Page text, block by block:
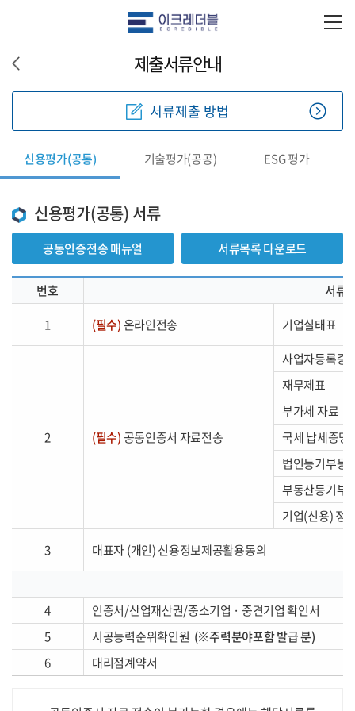
제출서류안내
서류제출 방법
신용평가(공통) 기술평가(공공) ESG 평가
신용평가(공통) 서류
공동인증전송 매뉴얼 서류목록 다운로드
번호
서류
1
(필수)온라인전송 기업실태표
2 (필수)공동인증서 자료전송
사업자등록증
재무제표
부가세 자료
국세 납세증명
법인등기부등
부동산등기부
기업(신용) 정
3
대표자 (개인) 신용정보제공활용동의
4
인증서/산업재산권/중소기업 · 중견기업 확인서
5
시공능력순위확인원 (※주력분야포함 발급 분)
6
대리점계약서